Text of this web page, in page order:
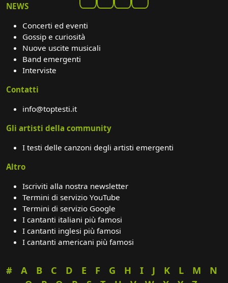
NEWS
Concerti ed eventi
Gossip e curiosità
Nuove uscite musicali
Band emergenti
Interviste
Contatti
info@toptesti.it
Gli artisti della community
I testi delle canzoni degli artisti emergenti
Altro
Iscriviti alla nostra newsletter
Termini di servizio YouTube
Termini di servizio Google
I cantanti italiani più famosi
I cantanti inglesi più famosi
I cantanti americani più famosi
# A B C D E F G H I J K L M
N